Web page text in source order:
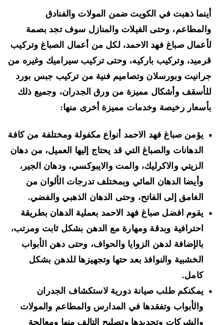
ذهبت في الكويت ضمن المولات والفنادق
وحتى الفيلات والمنازل سوف تجد بصمة
صباغ فهد الاحمد، لكل من أعمال الصباغ وتركيب
وتركيب باركيه، وحتى تركيب سيراميك وغيره من
وبورسلان وتصاميم فنية من تركيب جبس بورد
وأشكال مميزة من ورق الجدران، وجميع ذلك
رخيصة وخدمات مميزة أخرى منها:
يؤمن صباغ فهد الاحمد أنواع مكفولة ومختلفة من كافة
الدهانات والصباغ التي قد يحتاج إليها العميل، من دهان
الزيتي والاكرليك، والمت والايبوكسي، ودهان الجير،
وأيضا الدهان المائي وبمختلف تدرجات الألوان من
الغامق إلى الفاتح، وحتى الدهان الذهبي والفضي.
يقوم افضل صباغ فهد الاحمد بعملية الدهان بطريقة
احترافية وبدقة ومهارة مع الدهن بشكل ثابت ومرتب،
بالإضافة لدهن الزوايا والحواف، وحتى دهن الأبواب
الخشبية والنوافذ بعد حتها وتجهيزها للدهن بشكل
كامل.
يمكنكم طلب صيانة دورية لاستكشاف الجدران
والأبواب وتفقدها في المدارس والمطاعم والمولات
والشركات وتجديدها وتصليح التالف منها ومعالجة